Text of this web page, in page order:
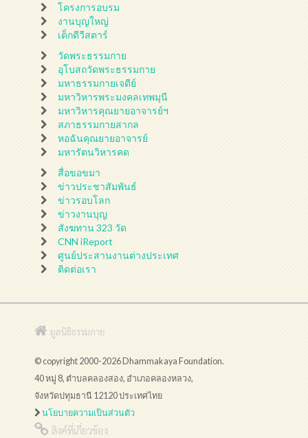
โครงการอบรม
งานบุญใหญ่
เด็กดีวีสตาร์
วัดพระธรรมกาย
อุโบสถวัดพระธรรมกาย
มหาธรรมกายเจดีย์
มหาวิหารพระมงคลเทพมุนี
มหาวิหารคุณยายอาจารย์ฯ
สภาธรรมกายสากล
หอฉันคุณยายอาจารย์
มหารัตนวิหารคด
สื่อขอขมา
ข่าวประชาสัมพันธ์
ข่าวรอบโลก
ข่าวงานบุญ
สังฆทาน 323 วัด
CNN iReport
ศูนย์ประสานงานต่างประเทศ
ติดต่อเรา
มูลนิธิธรรมกาย
© copyright 2000-2026 Dhammakaya Foundation.
40 หมู่ 8, ตำบลคลองสอง, อำเภอคลองหลวง,
จังหวัดปทุมธานี 12120 ประเทศไทย
นโยบายความเป็นส่วนตัว
ลิงค์ที่เกี่ยวข้อง